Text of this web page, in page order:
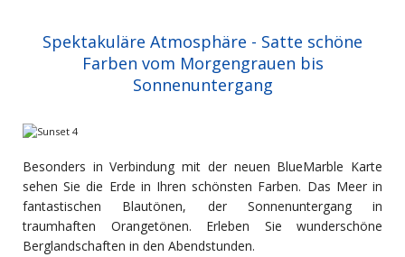
Spektakuläre Atmosphäre - Satte schöne
Farben vom Morgengrauen bis
Sonnenuntergang
Besonders in Verbindung mit der neuen BlueMarble Karte
sehen Sie die Erde in Ihren schönsten Farben. Das Meer in
fantastischen Blautönen, der Sonnenuntergang in
traumhaften Orangetönen. Erleben Sie wunderschöne
Berglandschaften in den Abendstunden.